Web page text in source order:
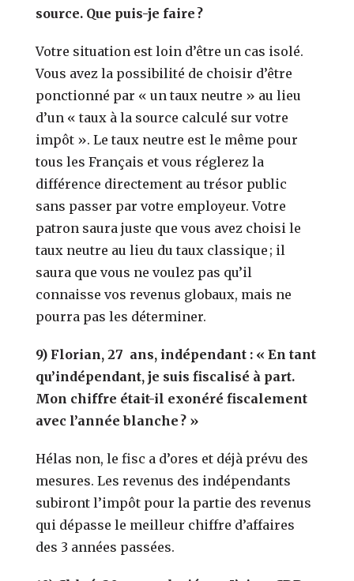
source. Que puis-je faire ?
Votre situation est loin d’être un cas isolé.
Vous avez la possibilité de choisir d’être
ponctionné par « un taux neutre » au lieu
d’un « taux à la source calculé sur votre
impôt ». Le taux neutre est le même pour
tous les Français et vous réglerez la
différence directement au trésor public
sans passer par votre employeur. Votre
patron saura juste que vous avez choisi le
taux neutre au lieu du taux classique ; il
saura que vous ne voulez pas qu’il
connaisse vos revenus globaux, mais ne
pourra pas les déterminer.
9) Florian, 27 ans, indépendant : « En tant
qu’indépendant, je suis fiscalisé à part.
Mon chiffre était-il exonéré fiscalement
avec l’année blanche ? »
Hélas non, le fisc a d’ores et déjà prévu des
mesures. Les revenus des indépendants
subiront l’impôt pour la partie des revenus
qui dépasse le meilleur chiffre d’affaires
des 3 années passées.